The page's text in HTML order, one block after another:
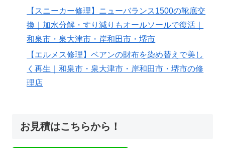
【スニーカー修理】ニューバランス1500の靴底交
換｜加水分解・すり減りもオールソールで復活｜
和泉市・泉大津市・岸和田市・堺市
【エルメス修理】ベアンの財布を染め替えで美し
く再生｜和泉市・泉大津市・岸和田市・堺市の修
理店
お見積はこちらから！